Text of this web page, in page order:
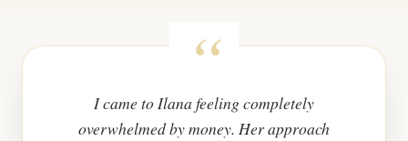
I came to Ilana feeling completely
overwhelmed by money. Her approach